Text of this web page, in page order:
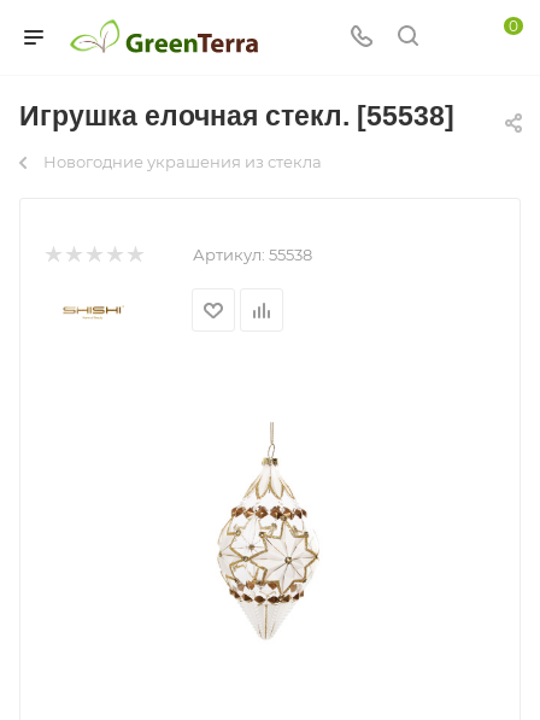
0
Игрушка елочная стекл. [55538]
Новогодние украшения из стекла
Артикул: 55538